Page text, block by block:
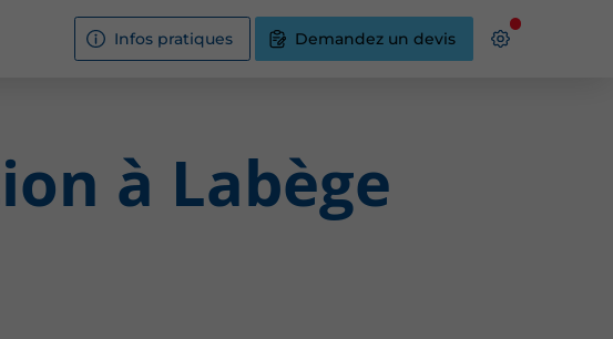
Infos pratiques Demandez un devis
à Labège